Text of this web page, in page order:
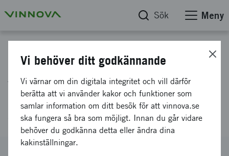
Sök Meny
AGtrition - Koncept för att
utveckla ett multidimensionellt
småskaligt test för AG kvarnar
Vi behöver ditt godkännande
Vi värnar om din digitala integritet och vill därför
berätta att vi använder kakor och funktioner som
samlar information om ditt besök för att vinnova.se
ska fungera så bra som möjligt. Innan du går vidare
behöver du godkänna detta eller ändra dina
kakinställningar.